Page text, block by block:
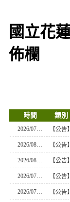
國立花
佈欄
時間 類別
2026/07/13 【公告】
2026/08/07 【公告】
2026/08/03 【公告】
2026/07/31 【公告】
2026/07/27 【公告】